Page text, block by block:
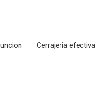
Cerrajeria efectiva